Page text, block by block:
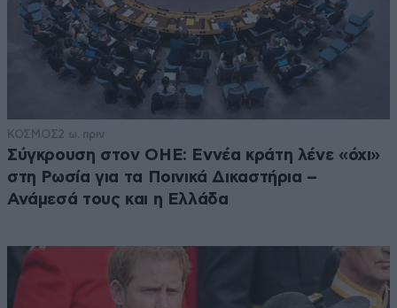
ΚΟΣΜΟΣ2 ω. πριν
Σύγκρουση στον ΟΗΕ: Εννέα κράτη λένε «όχι»
στη Ρωσία για τα Ποινικά Δικαστήρια –
Ανάμεσά τους και η Ελλάδα